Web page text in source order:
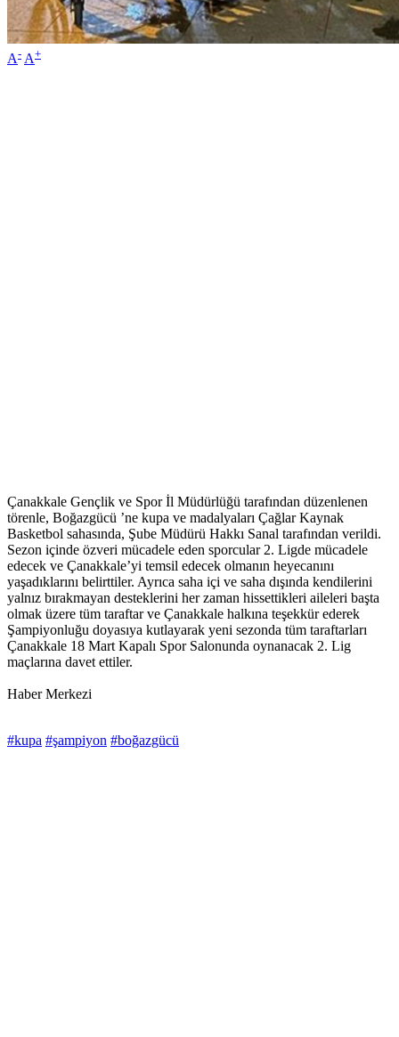
A- A+
Çanakkale Gençlik ve Spor İl Müdürlüğü tarafından düzenlenen
törenle, Boğazgücü ’ne kupa ve madalyaları Çağlar Kaynak
Basketbol sahasında, Şube Müdürü Hakkı Sanal tarafından verildi.
Sezon içinde özveri mücadele eden sporcular 2. Ligde mücadele
edecek ve Çanakkale’yi temsil edecek olmanın heyecanını
yaşadıklarını belirttiler. Ayrıca saha içi ve saha dışında kendilerini
yalnız bırakmayan desteklerini her zaman hissettikleri aileleri başta
olmak üzere tüm taraftar ve Çanakkale halkına teşekkür ederek
Şampiyonluğu doyasıya kutlayarak yeni sezonda tüm taraftarları
Çanakkale 18 Mart Kapalı Spor Salonunda oynanacak 2. Lig
maçlarına davet ettiler.
Haber Merkezi
#kupa #şampiyon #boğazgücü